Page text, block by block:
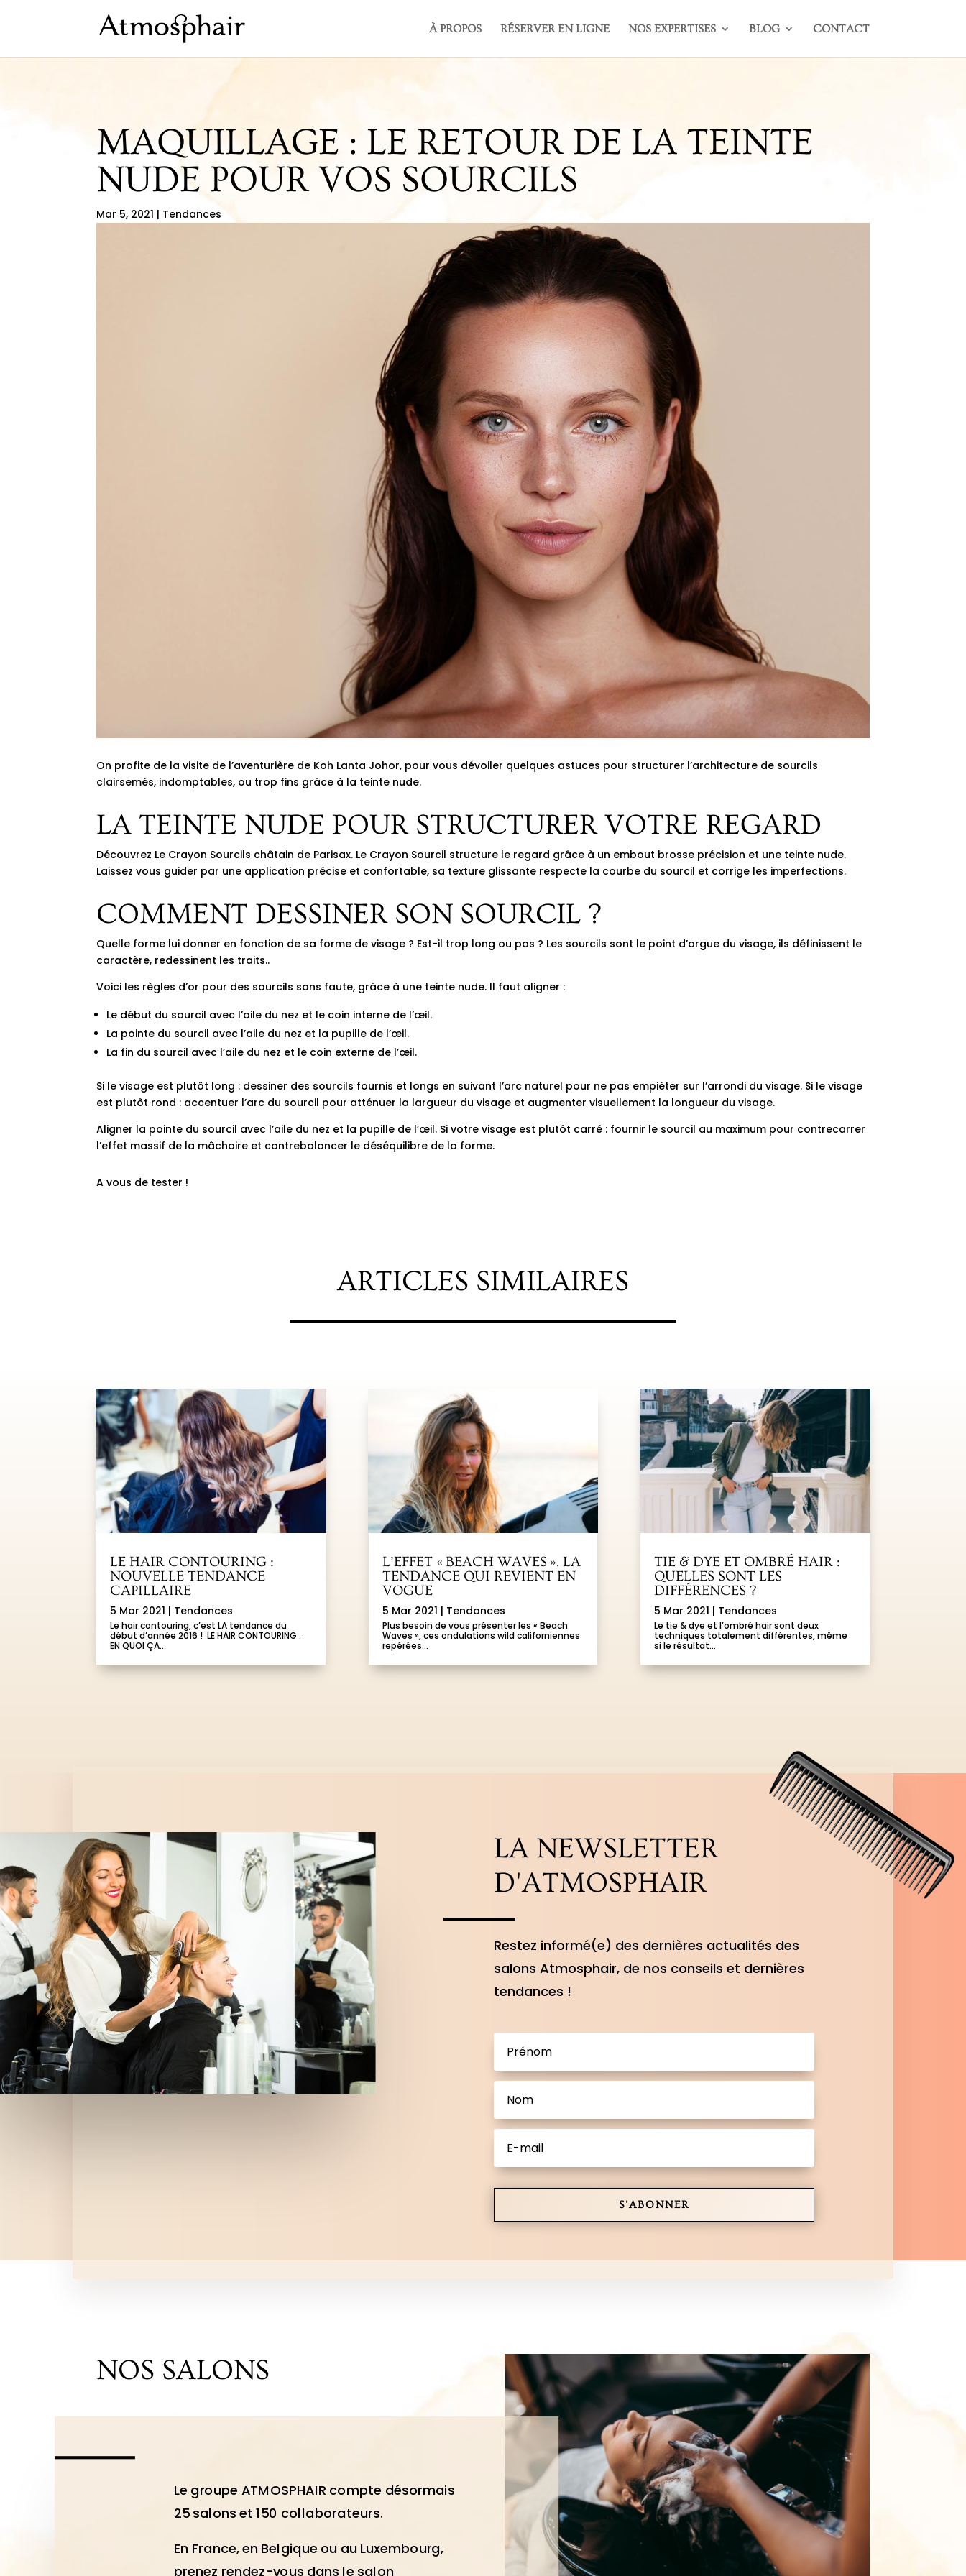
À PROPOS RÉSERVER EN LIGNE NOS EXPERTISES BLOG CONTACT
MAQUILLAGE : LE RETOUR DE LA TEINTE
NUDE POUR VOS SOURCILS
Mar 5, 2021 | Tendances
On profite de la visite de l’aventurière de Koh Lanta Johor, pour vous dévoiler quelques astuces pour structurer l’architecture de sourcils
clairsemés, indomptables, ou trop fins grâce à la teinte nude.
LA TEINTE NUDE POUR STRUCTURER VOTRE REGARD
Découvrez Le Crayon Sourcils châtain de Parisax. Le Crayon Sourcil structure le regard grâce à un embout brosse précision et une teinte nude.
Laissez vous guider par une application précise et confortable, sa texture glissante respecte la courbe du sourcil et corrige les imperfections.
COMMENT DESSINER SON SOURCIL ?
Quelle forme lui donner en fonction de sa forme de visage ? Est-il trop long ou pas ? Les sourcils sont le point d’orgue du visage, ils définissent le
caractère, redessinent les traits..
Voici les règles d’or pour des sourcils sans faute, grâce à une teinte nude. Il faut aligner :
Le début du sourcil avec l’aile du nez et le coin interne de l’œil.
La pointe du sourcil avec l’aile du nez et la pupille de l’œil.
La fin du sourcil avec l’aile du nez et le coin externe de l’œil.
Si le visage est plutôt long : dessiner des sourcils fournis et longs en suivant l’arc naturel pour ne pas empiéter sur l’arrondi du visage. Si le visage
est plutôt rond : accentuer l’arc du sourcil pour atténuer la largueur du visage et augmenter visuellement la longueur du visage.
Aligner la pointe du sourcil avec l’aile du nez et la pupille de l’œil. Si votre visage est plutôt carré : fournir le sourcil au maximum pour contrecarrer
l’effet massif de la mâchoire et contrebalancer le déséquilibre de la forme.
A vous de tester !
ARTICLES SIMILAIRES
LE HAIR CONTOURING :
NOUVELLE TENDANCE
CAPILLAIRE
5 Mar 2021 | Tendances
Le hair contouring, c’est LA tendance du
début d’année 2016 ! LE HAIR CONTOURING :
EN QUOI ÇA...
L’EFFET « BEACH WAVES », LA
TENDANCE QUI REVIENT EN
VOGUE
5 Mar 2021 | Tendances
Plus besoin de vous présenter les « Beach
Waves », ces ondulations wild californiennes
repérées...
TIE & DYE ET OMBRÉ HAIR :
QUELLES SONT LES
DIFFÉRENCES ?
5 Mar 2021 | Tendances
Le tie & dye et l’ombré hair sont deux
techniques totalement différentes, même
si le résultat...
LA NEWSLETTER
D'ATMOSPHAIR
Restez informé(e) des dernières actualités des
salons Atmosphair, de nos conseils et dernières
tendances !
S'ABONNER
NOS SALONS
Le groupe ATMOSPHAIR compte désormais
25 salons et 150 collaborateurs.
En France, en Belgique ou au Luxembourg,
prenez rendez-vous dans le salon